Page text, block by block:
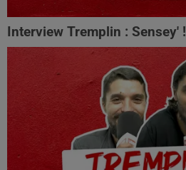
Interview Tremplin : Sensey' !